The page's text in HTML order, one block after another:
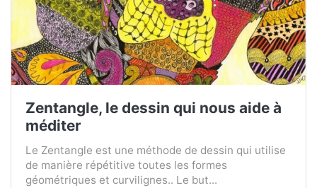
Zentangle, le dessin qui nous aide à
méditer
Le Zentangle est une méthode de dessin qui utilise
de manière répétitive toutes les formes
géométriques et curvilignes.. Le but...